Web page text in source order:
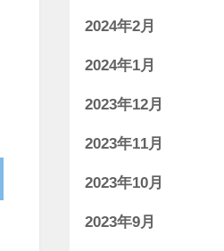
2024年2月
2024年1月
2023年12月
2023年11月
2023年10月
2023年9月